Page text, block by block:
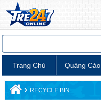
Trang Chủ Quảng Cáo
› RECYCLE BIN